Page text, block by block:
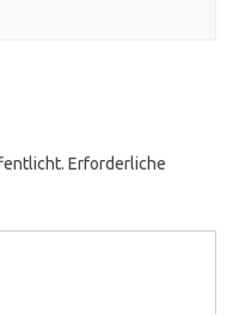
Erforderliche